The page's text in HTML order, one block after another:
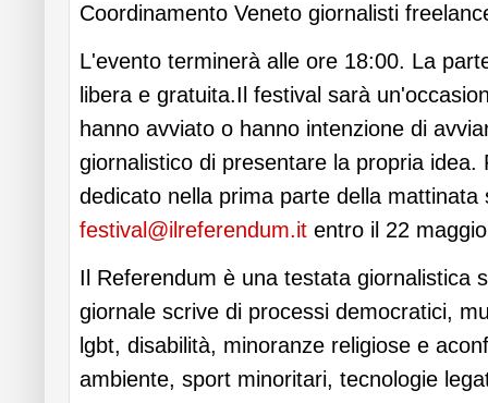
Coordinamento Veneto giornalisti
L'evento terminerà alle ore 18:00. La
libera e gratuita.Il festival sarà
hanno avviato o hanno intenzione di
giornalistico di presentare la propria idea.
dedicato nella prima parte della mattinata
festival@ilreferendum.it entro il 22
Il Referendum è una testata giornalistica
giornale scrive di processi democratici,
lgbt, disabilità, minoranze religiose e
ambiente, sport minoritari, tecnologie